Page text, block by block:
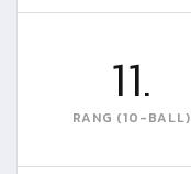
11.
RANG (10-BALL)